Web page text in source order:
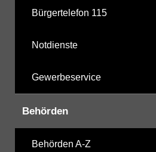
Bürgertelefon 115
Notdienste
Gewerbeservice
Behörden
Behörden A-Z